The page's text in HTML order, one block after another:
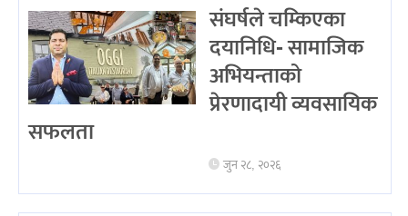
संघर्षले चम्किएका
दयानिधि- सामाजिक
अभियन्ताको
प्रेरणादायी व्यवसायिक
सफलता
जुन २८, २०२६